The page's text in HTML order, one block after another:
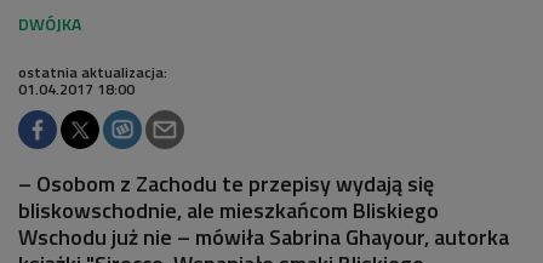
ostatnia aktualizacja:
01.04.2017 18:00
– Osobom z Zachodu te przepisy wydają się
bliskowschodnie, ale mieszkańcom Bliskiego
Wschodu już nie – mówiła Sabrina Ghayour, autorka